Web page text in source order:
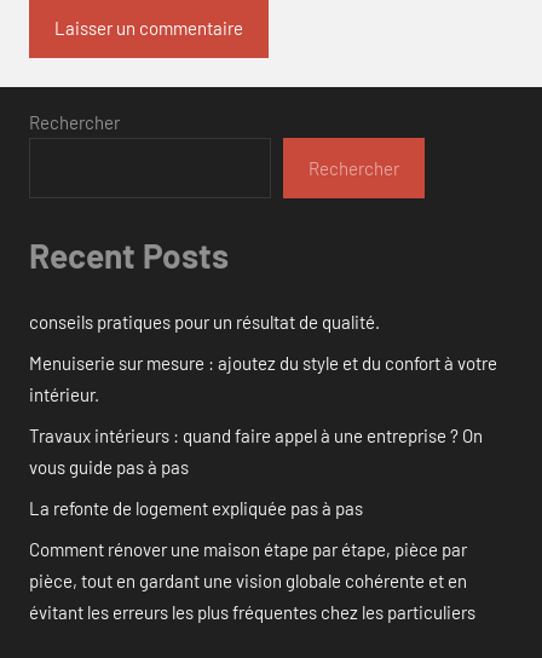
Rechercher
Rechercher
Recent Posts
conseils pratiques pour un résultat de qualité.
Menuiserie sur mesure : ajoutez du style et du confort à votre
intérieur.
Travaux intérieurs : quand faire appel à une entreprise ? On
vous guide pas à pas
La refonte de logement expliquée pas à pas
Comment rénover une maison étape par étape, pièce par
pièce, tout en gardant une vision globale cohérente et en
évitant les erreurs les plus fréquentes chez les particuliers